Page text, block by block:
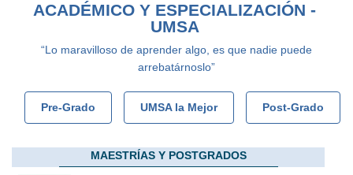
ACADÉMICO Y ESPECIALIZACIÓN -
UMSA
“Lo maravilloso de aprender algo, es que nadie puede
arrebatárnoslo”
Pre-Grado UMSA la Mejor Post-Grado
MAESTRÍAS Y POSTGRADOS